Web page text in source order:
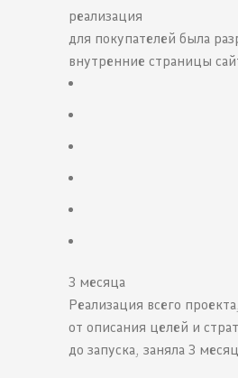
реализация
для покупателей была
внутренние страницы
3 месяца
Реализация всего проекта,
от описания целей и
до запуска, заняла 3